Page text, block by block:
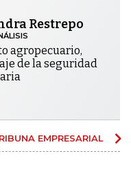
Restrepo
agropecuario,
de la seguridad
EMPRESARIAL